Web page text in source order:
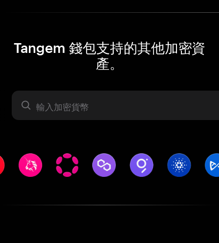
Tangem 錢包支持的其他加密資
產。
資產